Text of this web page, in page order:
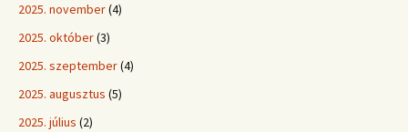
2025. november(4)
2025. október(3)
2025. szeptember(4)
2025. augusztus (5)
2025. július (2)